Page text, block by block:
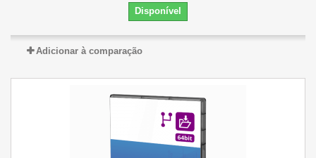
Disponível
Adicionar à comparação